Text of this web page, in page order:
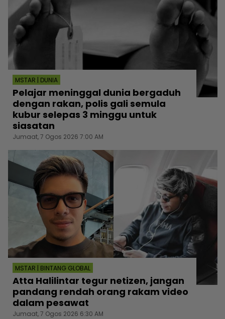
MSTAR | DUNIA
Pelajar meninggal dunia bergaduh
dengan rakan, polis gali semula
kubur selepas 3 minggu untuk
siasatan
Jumaat, 7 Ogos 2026 7:00 AM
MSTAR | BINTANG GLOBAL
Atta Halilintar tegur netizen, jangan
pandang rendah orang rakam video
dalam pesawat
Jumaat, 7 Ogos 2026 6:30 AM